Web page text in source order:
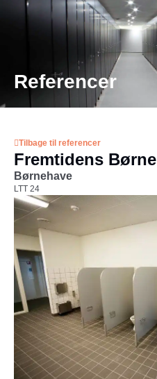
Referencer
Tilbage til referencer
Fremtidens
Børnehave
LTT 24